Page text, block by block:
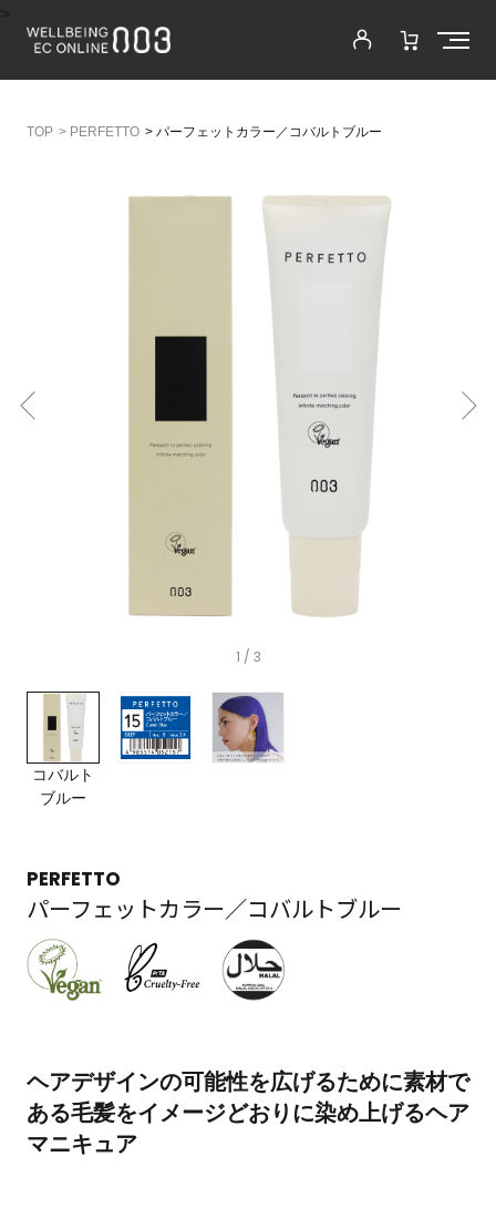
> PERFETTO > パーフェットカラー／コバルトブルー
1 / 3
コバルト
ブルー
PERFETTO
パーフェットカラー／コバルトブルー
ヘアデザインの可能性を広げるために素材で
ある毛髪をイメージどおりに染め上げるヘア
マニキュア